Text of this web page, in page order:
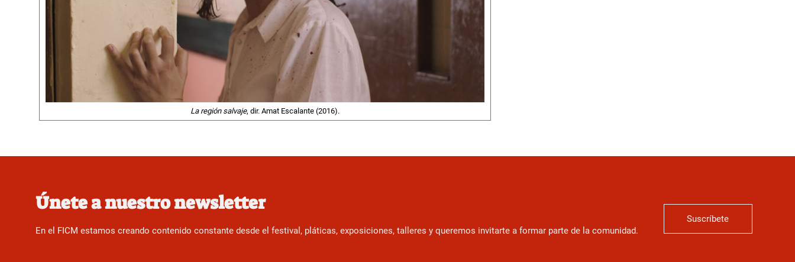
La región salvaje, dir. Amat Escalante (2016).
Únete a nuestro newsletter
En el FICM estamos creando contenido constante desde el festival, pláticas, exposiciones, talleres y queremos invitarte a formar parte de la comunidad.
Suscríbete